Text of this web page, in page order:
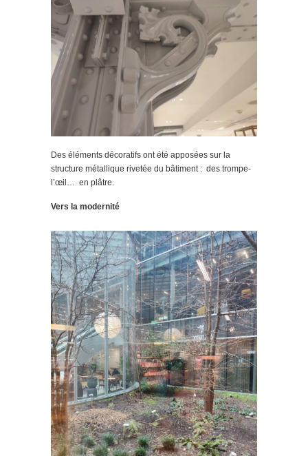
Des éléments décoratifs ont été apposées sur la
structure métallique rivetée du bâtiment : des trompe-
l’œil… en plâtre.
Vers la modernité